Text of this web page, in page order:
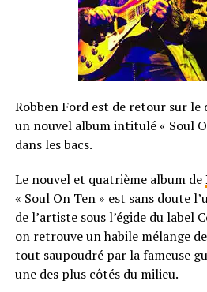
Robben Ford est de retour sur le
un nouvel album intitulé « Soul
dans les bacs.
Le nouvel et quatrième album de
« Soul On Ten » est sans doute
de l’artiste sous l’égide du label
on retrouve un habile mélange
tout saupoudré par la fameuse
une des plus côtés du milieu.